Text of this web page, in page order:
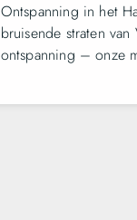
Ontspanning in het
bruisende straten
ontspanning – onze